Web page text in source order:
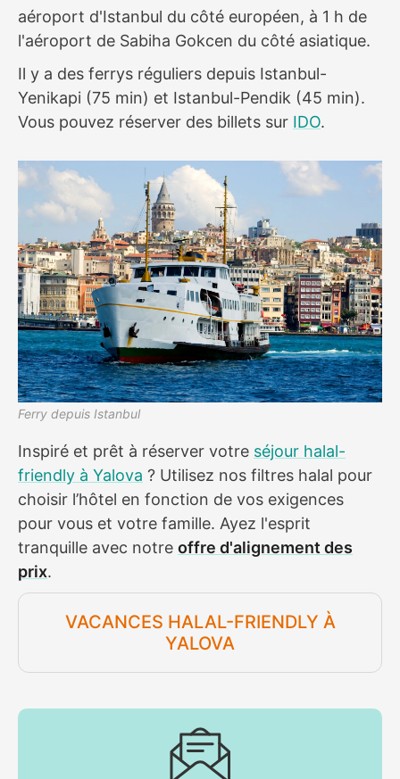
aéroport d'Istanbul du côté européen, à 1 h de
l'aéroport de Sabiha Gokcen du côté asiatique.
Il y a des ferrys réguliers depuis Istanbul-
Yenikapi (75 min) et Istanbul-Pendik (45 min).
Vous pouvez réserver des billets sur IDO.
Ferry depuis Istanbul
Inspiré et prêt à réserver votre séjour halal-
friendly à Yalova ? Utilisez nos filtres halal pour
choisir l’hôtel en fonction de vos exigences
pour vous et votre famille. Ayez l'esprit
tranquille avec notre offre d'alignement des
prix.
VACANCES HALAL-FRIENDLY À
YALOVA